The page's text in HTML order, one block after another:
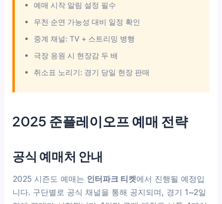
예매 시작 알림 설정 필수
우천 순연 가능성 대비 일정 확인
중계 채널: TV + 스트리밍 병행
극장 응원 시 현장감 두 배
취소표 노리기: 경기 당일 현장 판매
2025 준플레이오프 예매 전략
공식 예매처 안내
2025 시즌도 예매는 인터파크 티켓에서 진행될 예정입
니다. 구단별로 공식 채널을 통해 공지되며, 경기 1~2일